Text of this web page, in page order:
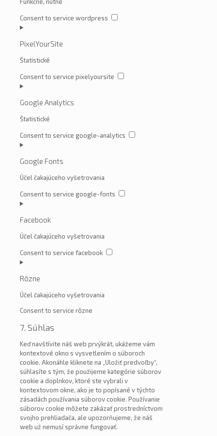
Funkčné, nutné
Consent to service wordpress
PixelYourSite
Štatistické
Consent to service pixelyoursite
Google Analytics
Štatistické
Consent to service google-analytics
Google Fonts
Účel čakajúceho vyšetrovania
Consent to service google-fonts
Facebook
Účel čakajúceho vyšetrovania
Consent to service facebook
Rôzne
Účel čakajúceho vyšetrovania
Consent to service rôzne
7. Súhlas
Keď navštívite náš web prvýkrát, ukážeme vám
kontextové okno s vysvetlením o súboroch
cookie. Akonáhle kliknete na „Uložiť predvoľby“,
súhlasíte s tým, že použijeme kategórie súborov
cookie a doplnkov, ktoré ste vybrali v
kontextovom okne, ako je to popísané v týchto
zásadách používania súborov cookie. Používanie
súborov cookie môžete zakázať prostredníctvom
svojho prehliadača, ale upozorňujeme, že náš
web už nemusí správne fungovať.